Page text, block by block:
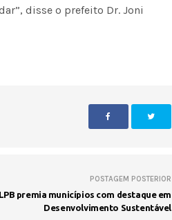
disse o prefeito Dr. Joni
POSTAGEM POSTERIOR
premia municípios com destaque em
Desenvolvimento Sustentável